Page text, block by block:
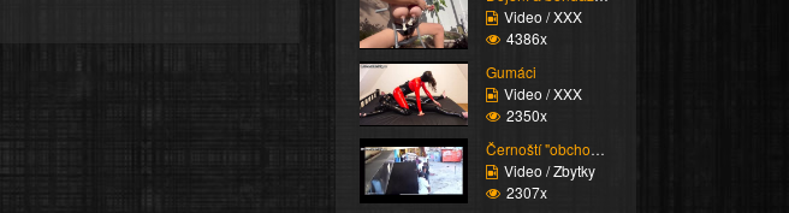
Video / XXX
4386x
Gumáci
Video / XXX
2350x
Černoští "obchodníci"
Video / Zbytky
2307x